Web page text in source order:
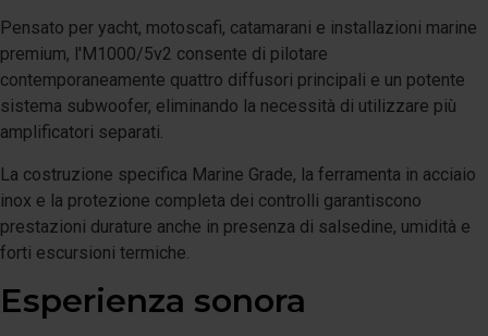
Pensato per yacht, motoscafi, catamarani e installazioni marine
premium, l'M1000/5v2 consente di pilotare
contemporaneamente quattro diffusori principali e un potente
sistema subwoofer, eliminando la necessità di utilizzare più
amplificatori separati.
La costruzione specifica Marine Grade, la ferramenta in acciaio
inox e la protezione completa dei controlli garantiscono
prestazioni durature anche in presenza di salsedine, umidità e
forti escursioni termiche.
Esperienza sonora